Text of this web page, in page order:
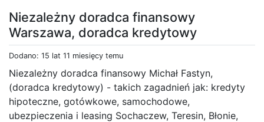
Niezależny doradca finansowy
Warszawa, doradca kredytowy
Dodano: 15 lat 11 miesięcy temu
Niezależny doradca finansowy Michał Fastyn,
(doradca kredytowy) - takich zagadnień jak: kredyty
hipoteczne, gotówkowe, samochodowe,
ubezpieczenia i leasing Sochaczew, Teresin, Błonie,